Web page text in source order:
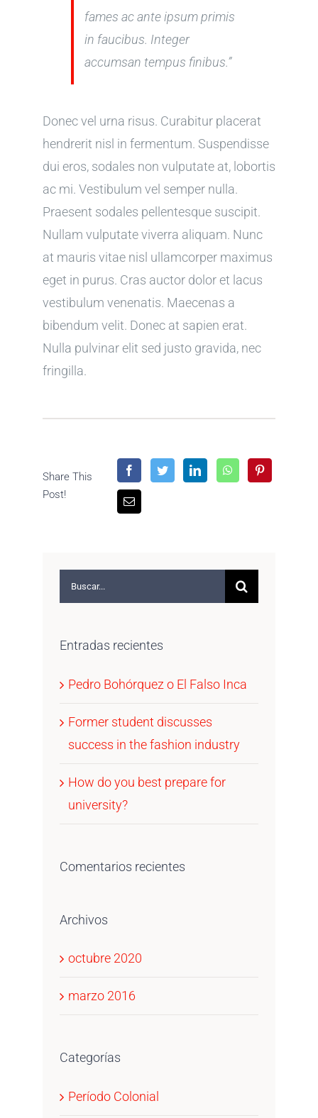
fames ac ante ipsum primis
in faucibus. Integer
accumsan tempus finibus.”
Donec vel urna risus. Curabitur placerat
hendrerit nisl in fermentum. Suspendisse
dui eros, sodales non vulputate at, lobortis
ac mi. Vestibulum vel semper nulla.
Praesent sodales pellentesque suscipit.
Nullam vulputate viverra aliquam. Nunc
at mauris vitae nisl ullamcorper maximus
eget in purus. Cras auctor dolor et lacus
vestibulum venenatis. Maecenas a
bibendum velit. Donec at sapien erat.
Nulla pulvinar elit sed justo gravida, nec
fringilla.
Share This
Post!
Buscar:
Entradas recientes
Pedro Bohórquez o El Falso Inca
Former student discusses
success in the fashion industry
How do you best prepare for
university?
Comentarios recientes
Archivos
octubre 2020
marzo 2016
Categorías
Período Colonial